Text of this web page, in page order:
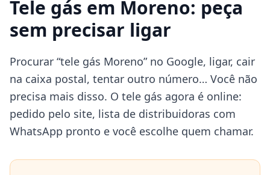
Tele gás em Moreno: peça
sem precisar ligar
Procurar “tele gás Moreno” no Google, ligar, cair
na caixa postal, tentar outro número… Você não
precisa mais disso. O tele gás agora é online:
pedido pelo site, lista de distribuidoras com
WhatsApp pronto e você escolhe quem chamar.